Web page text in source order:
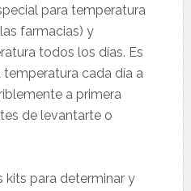
para temperatura
farmacias) y
todos los días. Es
cada día a
a primera
de levantarte o
kits para determinar y